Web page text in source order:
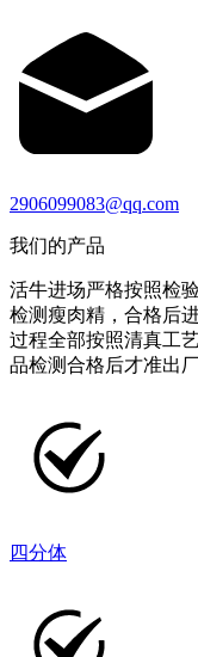
2906099083@qq.com
我们的产品
活牛进场严格按照检
检测瘦肉精，合格后
过程全部按照清真工
品检测合格后才准出厂
四分体